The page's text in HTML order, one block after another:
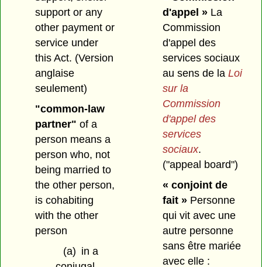
support or any
other payment or
service under
this Act. (Version
anglaise
seulement)
"common-law
partner" of a
person means a
person who, not
being married to
the other person,
is cohabiting
with the other
person
(a) in a
d'appel »La
Commission
d'appel des
services sociaux
au sens de la Loi
sur la
Commission
d'appel des
services
sociaux.
("appeal board")
« conjoint de
fait »Personne
qui vit avec une
autre personne
sans être mariée
avec elle :